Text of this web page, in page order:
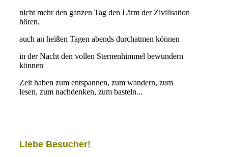
nicht mehr den ganzen Tag den Lärm der Zivilisation
hören,
auch an heißen Tagen abends durchatmen können
in der Nacht den vollen Sternenhimmel bewundern
können
Zeit haben zum entspannen, zum wandern, zum
lesen, zum nachdenken, zum basteln...
Liebe Besucher!